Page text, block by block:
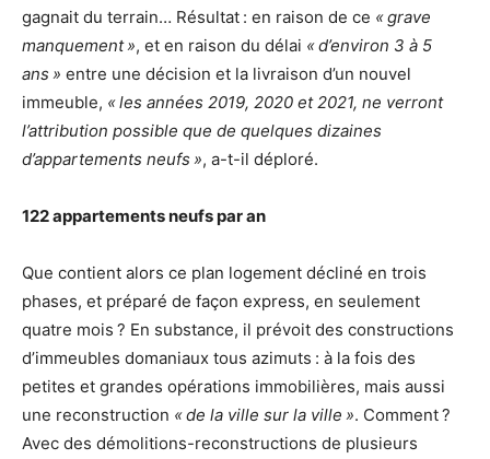
gagnait du terrain… Résultat : en raison de ce « grave
manquement », et en raison du délai « d’environ 3 à 5
ans » entre une décision et la livraison d’un nouvel
immeuble, « les années 2019, 2020 et 2021, ne verront
l’attribution possible que de quelques dizaines
d’appartements neufs », a-t-il déploré.
122 appartements neufs par an
Que contient alors ce plan logement décliné en trois
phases, et préparé de façon express, en seulement
quatre mois ? En substance, il prévoit des constructions
d’immeubles domaniaux tous azimuts : à la fois des
petites et grandes opérations immobilières, mais aussi
une reconstruction « de la ville sur la ville ». Comment ?
Avec des démolitions-reconstructions de plusieurs